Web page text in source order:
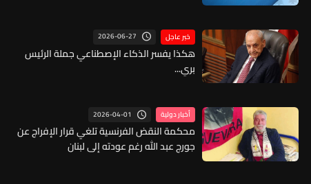
دم تسقط في طرابلس أو في أي مكان في لبنان
نتيجة التقصير أو الاهمال
خبر عاجل 2026-06-27
هكذا يفسر الذكاء الإصطناعي جملة الرئيس
بري...
أخبار دولية 2026-04-01
محكمة النقض الفرنسية تلغي قرار الإفراج عن
جورج عبد الله رغم عودته إلى لبنان